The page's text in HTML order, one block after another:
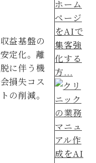
収益基盤の
安定化。離
脱に伴う機
会損失コス
トの削減。
ホーム
ページ
をAIで
集客強
化する
方...